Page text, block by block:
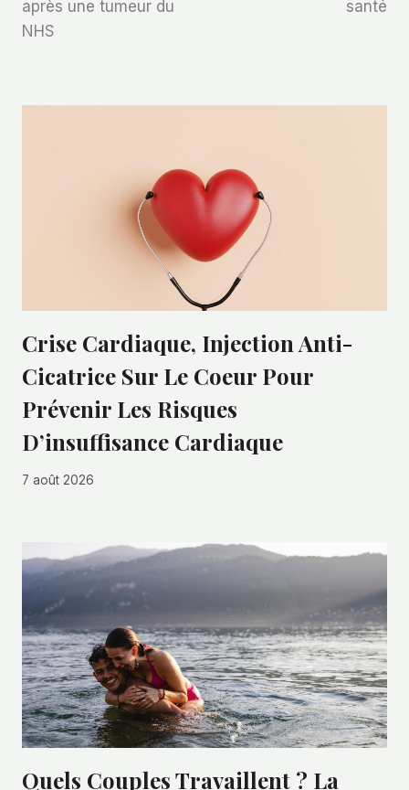
après une tumeur du
NHS
santé
Crise Cardiaque, Injection Anti-
Cicatrice Sur Le Coeur Pour
Prévenir Les Risques
D’insuffisance Cardiaque
7 août 2026
Quels Couples Travaillent ? La